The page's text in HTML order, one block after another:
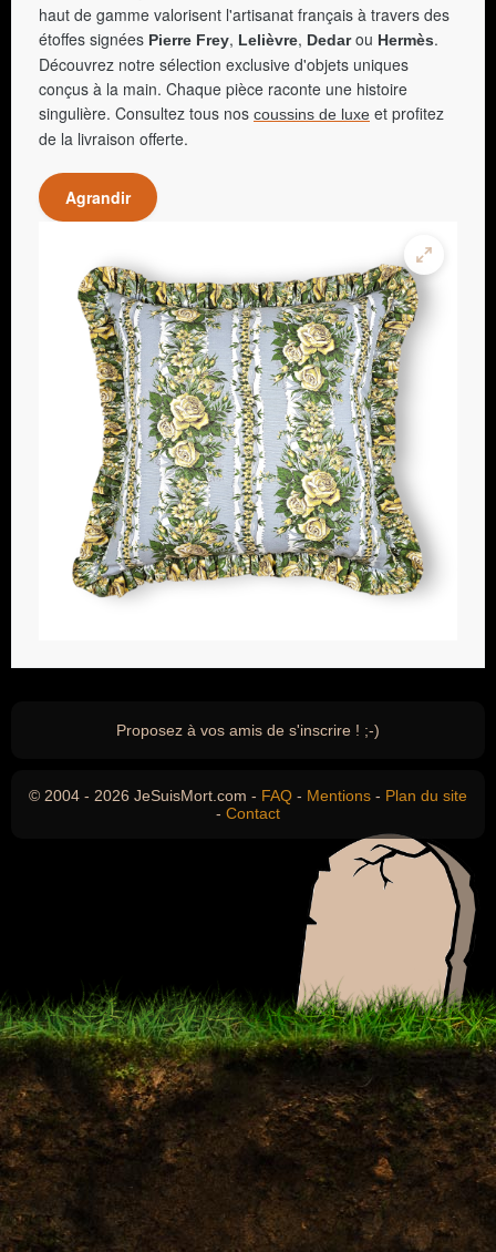
haut de gamme valorisent l'artisanat français à travers des
étoffes signées Pierre Frey, Lelièvre, Dedarou Hermès.
Découvrez notre sélection exclusive d'objets uniques
conçus à la main. Chaque pièce raconte une histoire
singulière. Consultez tous nos coussins de luxe et profitez
de la livraison offerte.
Agrandir
Proposez à vos amis de s'inscrire ! ;-)
© 2004 - 2026 JeSuisMort.com - FAQ - Mentions - Plan du site
- Contact